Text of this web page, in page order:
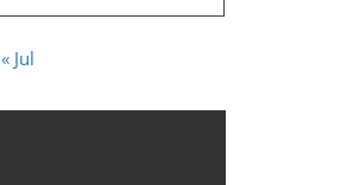
« Jul